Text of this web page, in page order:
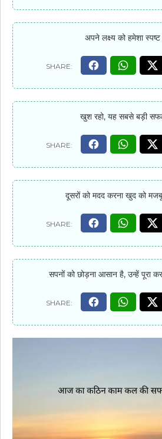
अपने लक्ष्य को हमेशा
खुश रहो, यह सबसे बड़ी
दूसरों को मदद करना खुद को
सपनों को छोड़ना आसान है, उन्हें पूरा